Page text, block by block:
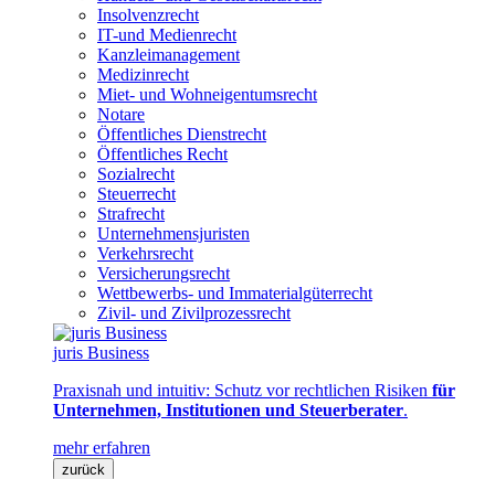
Insolvenzrecht
IT-und Medienrecht
Kanzleimanagement
Medizinrecht
Miet- und Wohneigentumsrecht
Notare
Öffentliches Dienstrecht
Öffentliches Recht
Sozialrecht
Steuerrecht
Strafrecht
Unternehmensjuristen
Verkehrsrecht
Versicherungsrecht
Wettbewerbs- und Immaterialgüterrecht
Zivil- und Zivilprozessrecht
juris Business
Praxisnah und intuitiv: Schutz vor rechtlichen Risiken für
Unternehmen, Institutionen und Steuerberater.
mehr erfahren
zurück